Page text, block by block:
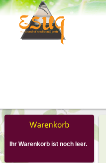
Ihr Warenkorb ist noch leer.